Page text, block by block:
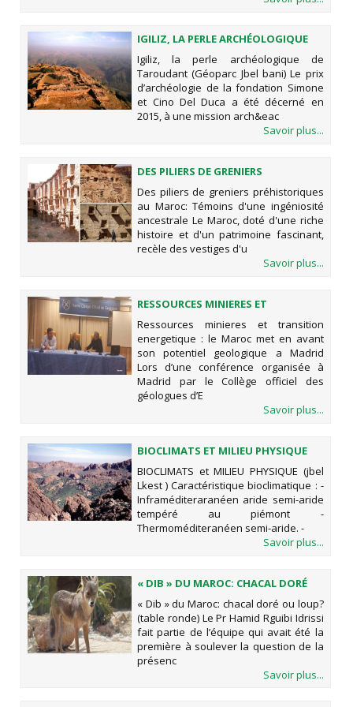
IGILIZ, LA PERLE ARCHÉOLOGIQUE
DE TAROUDANT (GÉOPARC JBEL
BANI)
Igiliz, la perle archéologique de
Taroudant (Géoparc Jbel bani) Le prix
d’archéologie de la fondation Simone
et Cino Del Duca a été décerné en
2015, à une mission arch&eac
Savoir plus...
DES PILIERS DE GRENIERS
PRÉHISTORIQUES AU MAROC:
TÉMOINS D'UNE INGÉNIOSITÉ
ANCESTRALE
Des piliers de greniers préhistoriques
au Maroc: Témoins d'une ingéniosité
ancestrale Le Maroc, doté d'une riche
histoire et d'un patrimoine fascinant,
recèle des vestiges d'u
Savoir plus...
RESSOURCES MINIERES ET
TRANSITION ENERGETIQUE : LE
MAROC MET EN AVANT SON
POTENTIEL GEOLOGIQUE A MADRID
Ressources minieres et transition
energetique : le Maroc met en avant
son potentiel geologique a Madrid
Lors d’une conférence organisée à
Madrid par le Collège officiel des
géologues d’E
Savoir plus...
BIOCLIMATS ET MILIEU PHYSIQUE
(JBEL LKEST )
BIOCLIMATS et MILIEU PHYSIQUE (jbel
Lkest ) Caractéristique bioclimatique : -
Inframéditeraranéen aride semi-aride
tempéré au piémont -
Thermoméditeranéen semi-aride. -
Savoir plus...
« DIB » DU MAROC: CHACAL DORÉ
OU LOUP? (TABLE RONDE)
« Dib » du Maroc: chacal doré ou loup?
(table ronde) Le Pr Hamid Rguibi Idrissi
fait partie de l’équipe qui avait été la
première à soulever la question de la
présenc
Savoir plus...